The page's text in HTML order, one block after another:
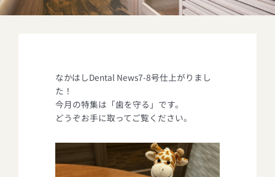
なかはしDental News7-8号仕上がりまし
た！
今月の特集は「歯を守る」です。
どうぞお手に取ってご覧ください。